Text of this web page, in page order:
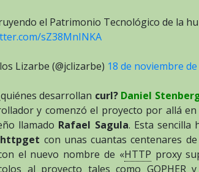
el Patrimonio Tecnológico de la
sZ38MnINKA
Lizarbe (@jclizarbe) 18 de noviembre de
desarrollan curl? Daniel
y comenzó el proyecto por allá
llamado Rafael Sagula. Esta sencilla
httpget con unas cuantas centenares
el nuevo nombre de «HTTP proxy
al proyecto tales como GOPHER y